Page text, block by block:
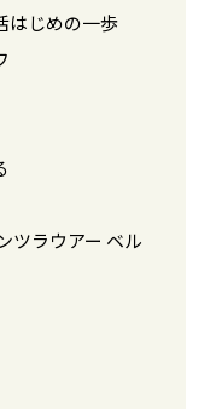
はじめの一歩
ツラウアー ベル